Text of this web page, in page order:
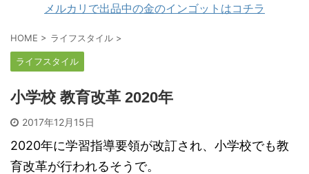
メルカリで出品中の金のインゴットはコチラ
HOME > ライフスタイル >
ライフスタイル
小学校 教育改革 2020年
2017年12月15日
2020年に学習指導要領が改訂され、小学校でも教
育改革が行われるそうで。